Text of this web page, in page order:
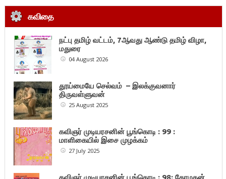
கவிதை
நட்பு தமிழ் வட்டம், 7ஆவது ஆண்டு தமிழ் விழா,
மதுரை
04 August 2026
தூய்மையே செல்வம் – இலக்குவனார்
திருவள்ளுவன்
25 August 2025
கவிஞர் முடியரசனின் பூங்கொடி : 99 :
மாளிகையில் இசை முழக்கம்
27 July 2025
கவிஞர் முடியரசனின் பூங்கொடி : 98: கோமகன்